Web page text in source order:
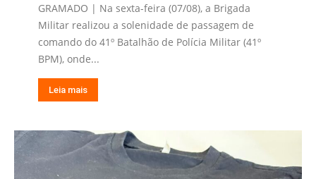
GRAMADO | Na sexta-feira (07/08), a Brigada
Militar realizou a solenidade de passagem de
comando do 41º Batalhão de Polícia Militar (41º
BPM), onde...
Leia mais